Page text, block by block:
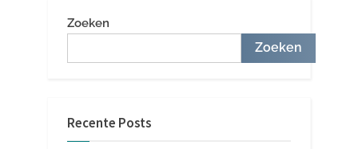
Zoeken
Zoeken
Recente Posts